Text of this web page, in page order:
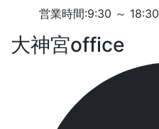
営業時間:9:30 ～ 18:30
大神宮office